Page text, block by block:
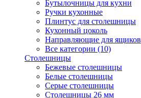
Бутылочницы для кухни
Ручки кухонные
Плинтус для столешницы
Кухонный цоколь
Направляющие для ящиков
Все категории (10)
Столешницы
Бежевые столешницы
Белые столешницы
Серые столешницы
Столешницы 26 мм